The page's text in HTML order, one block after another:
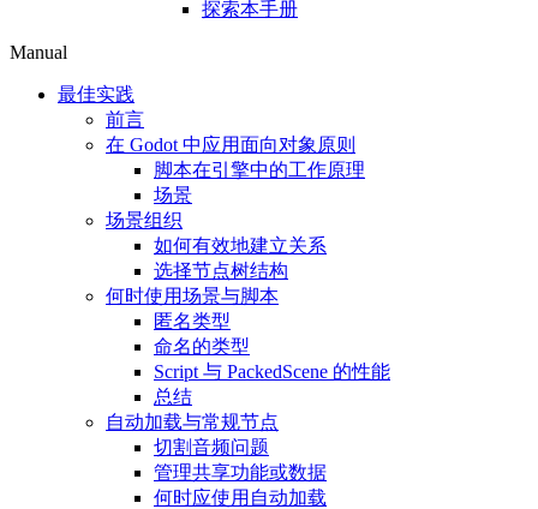
探索本手册
Manual
最佳实践
前言
在 Godot 中应用面向对象原则
脚本在引擎中的工作原理
场景
场景组织
如何有效地建立关系
选择节点树结构
何时使用场景与脚本
匿名类型
命名的类型
Script 与 PackedScene 的性能
总结
自动加载与常规节点
切割音频问题
管理共享功能或数据
何时应使用自动加载